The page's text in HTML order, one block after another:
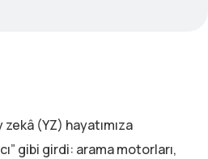
(YZ) hayatımıza
gibi girdi: arama motorları,